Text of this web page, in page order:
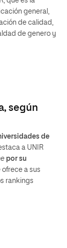
general,
de calidad,
de genero y
según
de
a UNIR
por su
ofrece a sus
rankings